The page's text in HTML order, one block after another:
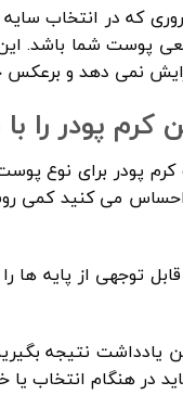
که در انتخاب
پوست شما باشد.
نمی دهد و
کرم پودر
می کنید کمی
قابل توجهی از پایه
یادداشت نتیجه
باید در هنگام